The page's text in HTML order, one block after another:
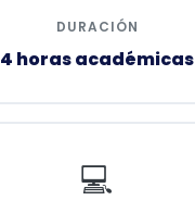
DURACIÓN
4 horas académicas
💻